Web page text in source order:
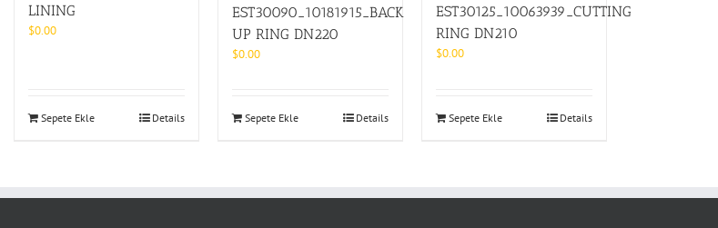
LINING
$0.00
Sepete Ekle Details
EST30090_10181915_BACK
UP RING DN220
$0.00
Sepete Ekle Details
EST30125_10063939_CUTTING
RING DN210
$0.00
Sepete Ekle Details